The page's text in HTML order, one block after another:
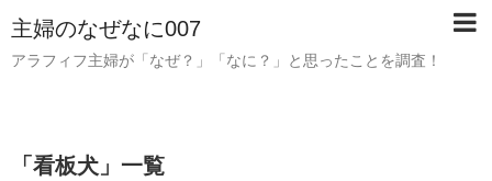
主婦のなぜなに007
アラフィフ主婦が「なぜ？」「なに？」と思ったことを調査！
「 看板犬 」 一覧